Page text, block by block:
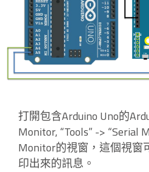
打開包含Arduino Uno的
Monitor, “Tools” -> “Serial
Monitor的視窗，這個視窗
印出來的訊息。